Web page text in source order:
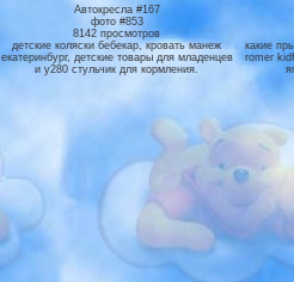
Автокресла #167
фото #853
8142 просмотров
детские коляски бебекар, кровать манеж
екатеринбург, детские товары для младенцев
и y280 стульчик для кормления.
какие
romer